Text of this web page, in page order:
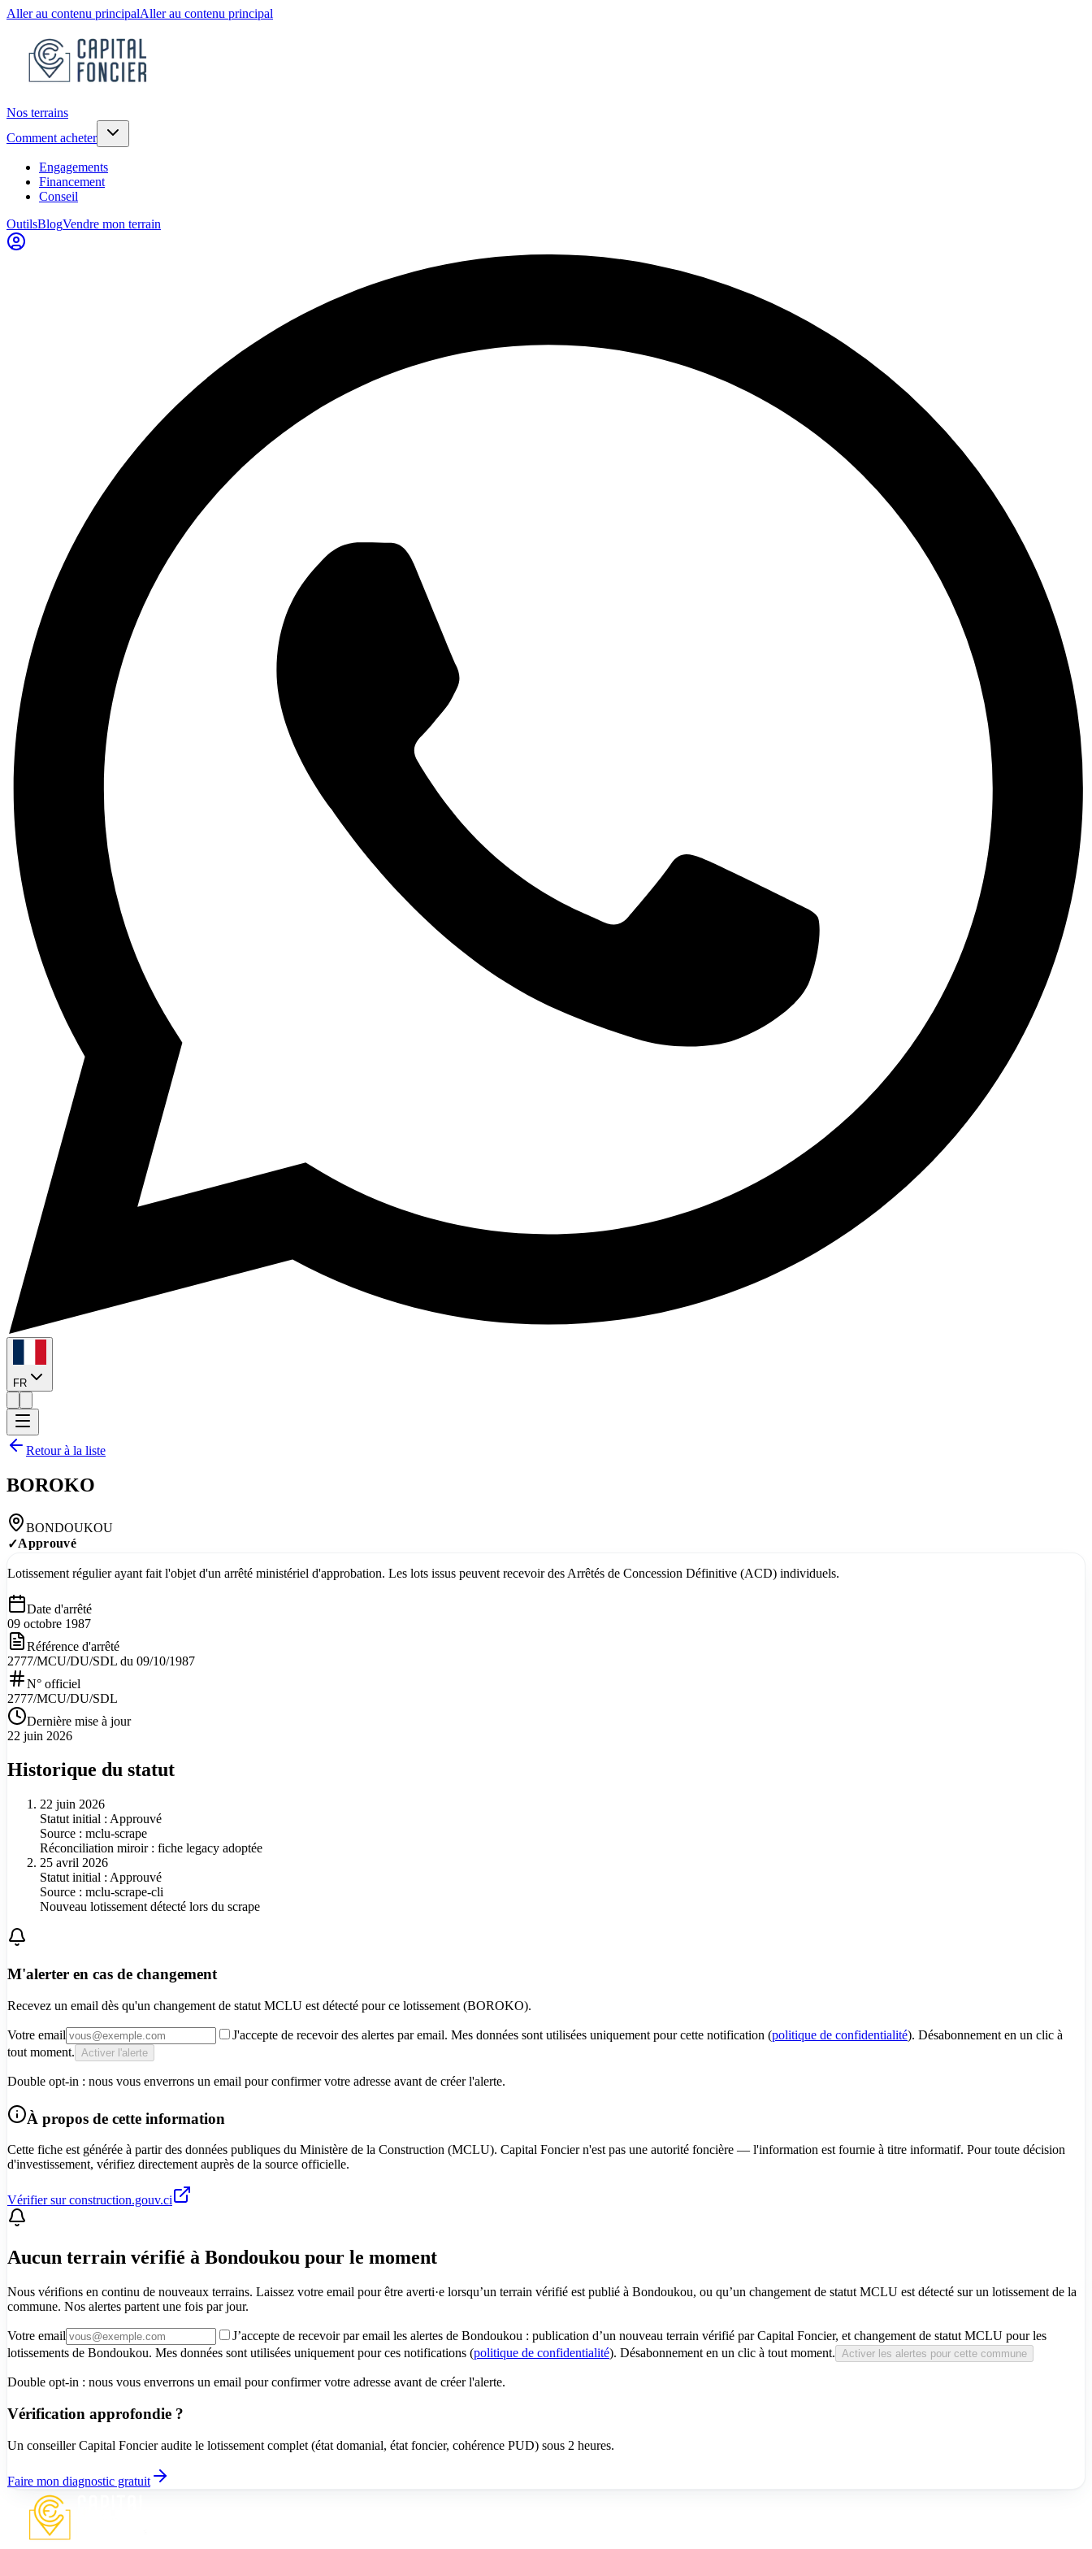
Aller au contenu principalAller au contenu principal
Nos terrains
Comment acheter
Engagements
Financement
Conseil
OutilsBlogVendre mon terrain
FR
Retour à la liste
BOROKO
BONDOUKOU
✓Approuvé
Lotissement régulier ayant fait l'objet d'un arrêté ministériel d'approbation. Les lots issus peuvent recevoir des Arrêtés de Concession Définitive (ACD) individuels.
Date d'arrêté
09 octobre 1987
Référence d'arrêté
2777/MCU/DU/SDL du 09/10/1987
N° officiel
2777/MCU/DU/SDL
Dernière mise à jour
22 juin 2026
Historique du statut
22 juin 2026
Statut initial : Approuvé
Source : mclu-scrape
Réconciliation miroir : fiche legacy adoptée
25 avril 2026
Statut initial : Approuvé
Source : mclu-scrape-cli
Nouveau lotissement détecté lors du scrape
M'alerter en cas de changement
Recevez un email dès qu'un changement de statut MCLU est détecté pource lotissement (BOROKO).
Votre email J'accepte de recevoir des alertes par email. Mes données sont utilisées uniquement pour cette notification (politique de confidentialité). Désabonnement en un clic à
tout moment. Activer l'alerte
Double opt-in : nous vous enverrons un email pour confirmer votre adresse avant de créer l'alerte.
À propos de cette information
Cette fiche est générée à partir des données publiques du Ministère de la Construction (MCLU). Capital Foncier n'est pas une autorité foncière — l'information est fournie à titre informatif. Pour toute décision
d'investissement, vérifiez directement auprès de la source officielle.
Vérifier sur construction.gouv.ci
Aucun terrain vérifié à Bondoukou pour le moment
Nous vérifions en continu de nouveaux terrains. Laissez votre email pour être averti·e lorsqu’un terrain vérifié est publié à Bondoukou, ou qu’un changement de statut MCLU est détecté sur un lotissement de la
commune. Nos alertes partent une fois par jour.
Votre email
J’accepte de recevoir par email les alertes de Bondoukou : publication d’un nouveau terrain vérifié par Capital Foncier, et changement de statut MCLU pour les
lotissements de Bondoukou. Mes données sont utilisées uniquement pour ces notifications (politique de confidentialité). Désabonnement en un clic à tout moment. Activer les alertes pour cette commune
Double opt-in : nous vous enverrons un email pour confirmer votre adresse avant de créer l'alerte.
Vérification approfondie ?
Un conseiller Capital Foncier audite le lotissement complet (état domanial, état foncier, cohérence PUD) sous 2 heures.
Faire mon diagnostic gratuit